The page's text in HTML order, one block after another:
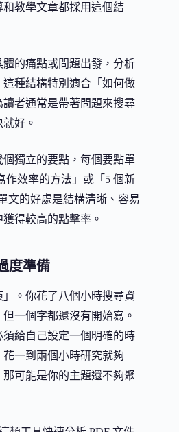
教學文章都採用這個結
體的痛點或問題出發，分析
種結構特別適合「如何做
者通常是帶著問題來搜尋
好。
個獨立的要點，每個要點單
作效率的方法」或「5 個新
文的好處是結構清晰、容易
得較高的點擊率。
度準備
。你花了八個小時搜尋資
一個字都還沒有開始寫。
給自己設定一個明確的時
一到兩個小時研究就夠
可能是你的主題還不夠聚